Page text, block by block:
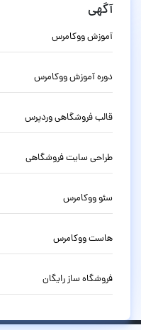
آگهی
آموزش ووکامرس
دوره آموزش ووکامرس
قالب فروشگاهی وردپرس
طراحی سایت فروشگاهی
سئو ووکامرس
هاست ووکامرس
فروشگاه ساز رایگان